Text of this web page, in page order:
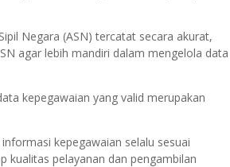
Negara (ASN) tercatat secara akurat,
agar lebih mandiri dalam mengelola data
kepegawaian yang valid merupakan
kepegawaian selalu sesuai
kualitas pelayanan dan pengambilan